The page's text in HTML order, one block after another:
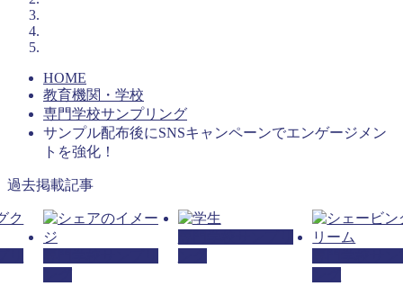
HOME
教育機関・学校
専門学校サンプリング
サンプル配布後にSNSキャンペーンでエンゲージメン
トを強化！
過去掲載記事